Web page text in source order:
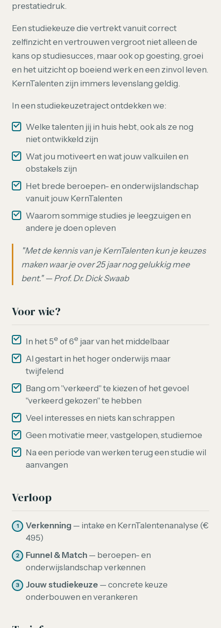
prestatiedruk.
Een studiekeuze die vertrekt vanuit correct
zelfinzicht en vertrouwen vergroot niet alleen de
kans op studiesucces, maar ook op goesting, groei
en het uitzicht op boeiend werk en een zinvol leven.
KernTalenten zijn immers levenslang geldig.
In een studiekeuzetraject ontdekken we:
Welke talenten jij in huis hebt, ook als ze nog
niet ontwikkeld zijn
Wat jou motiveert en wat jouw valkuilen en
obstakels zijn
Het brede beroepen- en onderwijslandschap
vanuit jouw KernTalenten
Waarom sommige studies je leegzuigen en
andere je doen opleven
"Met de kennis van je KernTalenten kun je keuzes
maken waar je over 25 jaar nog gelukkig mee
bent." — Prof. Dr. Dick Swaab
Voor wie?
In het 5e of 6e jaar van het middelbaar
Al gestart in het hoger onderwijs maar
twijfelend
Bang om "verkeerd" te kiezen of het gevoel
"verkeerd gekozen" te hebben
Veel interesses en niets kan schrappen
Geen motivatie meer, vastgelopen, studiemoe
Na een periode van werken terug een studie wil
aanvangen
Verloop
Verkenning — intake en KernTalentenanalyse (€
495)
Funnel & Match — beroepen- en
onderwijslandschap verkennen
Jouw studiekeuze — concrete keuze
onderbouwen en verankeren